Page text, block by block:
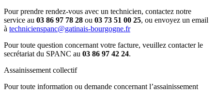
Pour prendre rendez-vous avec un technicien, contactez notre
service au 03 86 97 78 28 ou 03 73 51 00 25, ou envoyez un email
à technicienspanc@gatinais-bourgogne.fr
Pour toute question concernant votre facture, veuillez contacter le
secrétariat du SPANC au 03 86 97 42 24.
Assainissement collectif
Pour toute information ou demande concernant l’assainissement